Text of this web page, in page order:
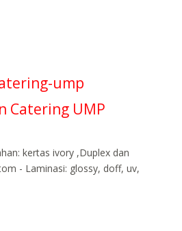
Catering UMP
kertas ivory ,Duplex dan
- Laminasi: glossy, doff, uv,